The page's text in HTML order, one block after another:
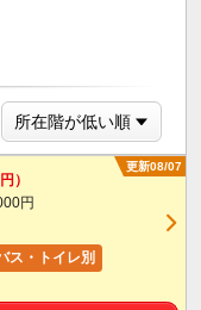
更新08/07
）
円
ス・トイレ別